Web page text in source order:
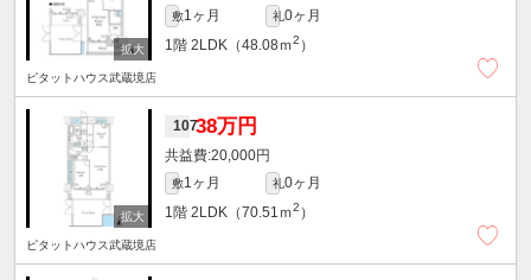
敷1ヶ月 礼0ヶ月
1階 2LDK（48.08ｍ2 ）
ピタットハウス武蔵境店
10738万円
20,000円
敷1ヶ月 礼0ヶ月
1階 2LDK（70.51ｍ2 ）
ピタットハウス武蔵境店